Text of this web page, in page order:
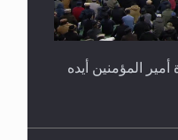
المؤمنين أيده